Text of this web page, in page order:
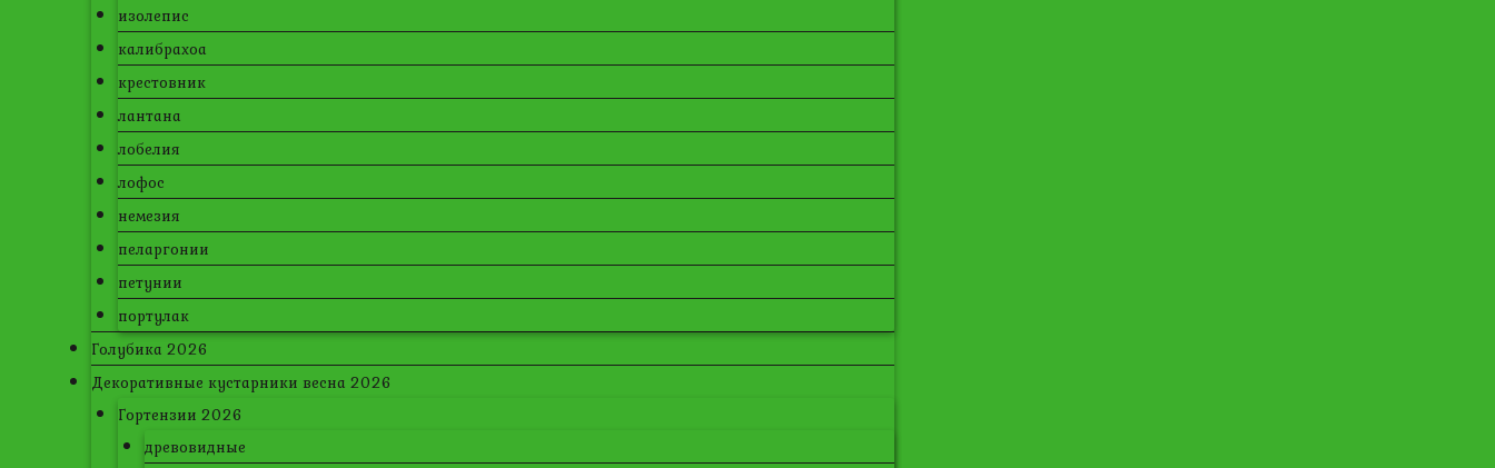
изолепис
калибрахоа
крестовник
лантана
лобелия
лофос
немезия
пеларгонии
петунии
портулак
Голубика 2026
Декоративные кустарники весна 2026
Гортензии 2026
древовидные